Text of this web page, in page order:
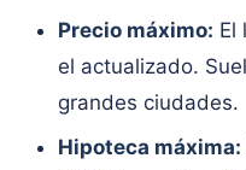
Precio máximo: El
el actualizado.
grandes ciudades.
Hipoteca máxima: